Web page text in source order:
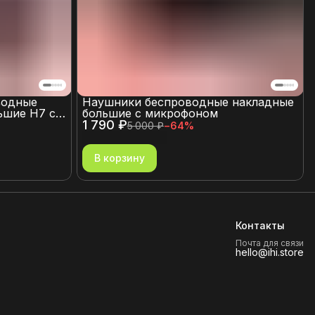
H7 с
и
1 790 ₽5 000 ₽−64%
Наушники беспроводные накладные
большие с микрофоном
В корзину
Контакты
Почта для связи
hello@ihi.store